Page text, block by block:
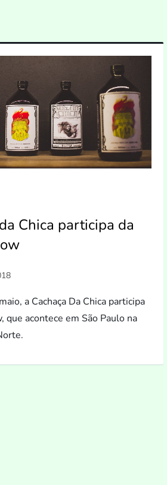
Chica participa da
a Cachaça Da Chica participa
que acontece em São Paulo na